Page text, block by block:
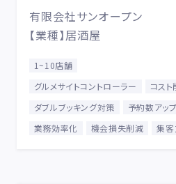
有限会社サンオープン
【業種】居酒屋
1~10店舗
グルメサイトコントローラー
コス
ダブルブッキング対策
予約数アップ
業務効率化
機会損失削減 集客